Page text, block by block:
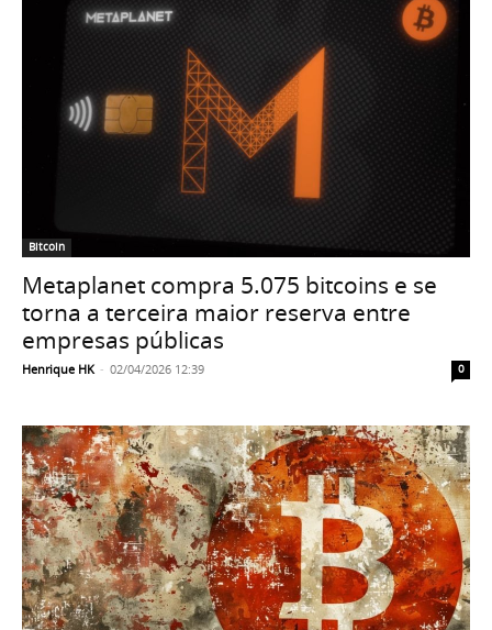
Bitcoin
Metaplanet compra 5.075 bitcoins e se
torna a terceira maior reserva entre
empresas públicas
Henrique HK - 02/04/2026 12:39 0